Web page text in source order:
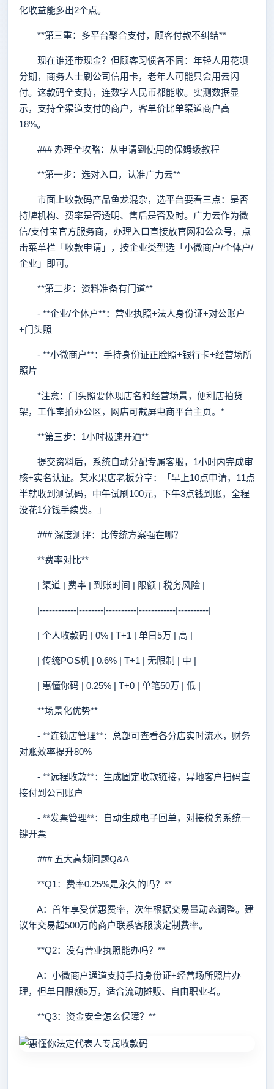
化收益能多出2个点。
**第三重：多平台聚合支付，顾客付款不纠结**
现在谁还带现金？但顾客习惯各不同：年轻人用花呗
分期，商务人士刷公司信用卡，老年人可能只会用云闪
付。这款码全支持，连数字人民币都能收。实测数据显
示，支持全渠道支付的商户，客单价比单渠道商户高
18%。
### 办理全攻略：从申请到使用的保姆级教程
**第一步：选对入口，认准广力云**
市面上收款码产品鱼龙混杂，选平台要看三点：是否
持牌机构、费率是否透明、售后是否及时。广力云作为微
信/支付宝官方服务商，办理入口直接放官网和公众号，点
击菜单栏「收款申请」，按企业类型选「小微商户/个体户/
企业」即可。
**第二步：资料准备有门道**
- **企业/个体户**：营业执照+法人身份证+对公账户
+门头照
- **小微商户**：手持身份证正脸照+银行卡+经营场所
照片
*注意：门头照要体现店名和经营场景，便利店拍货
架，工作室拍办公区，网店可截屏电商平台主页。*
**第三步：1小时极速开通**
提交资料后，系统自动分配专属客服，1小时内完成审
核+实名认证。某水果店老板分享：「早上10点申请，11点
半就收到测试码，中午试刷100元，下午3点钱到账，全程
没花1分钱手续费。」
### 深度测评：比传统方案强在哪？
**费率对比**
| 渠道 | 费率 | 到账时间 | 限额 | 税务风险 |
|------------|--------|----------|------------|----------|
| 个人收款码 | 0% | T+1 | 单日5万 | 高 |
| 传统POS机 | 0.6% | T+1 | 无限制 | 中 |
| 惠懂你码 | 0.25% | T+0 | 单笔50万 | 低 |
**场景化优势**
- **连锁店管理**：总部可查看各分店实时流水，财务
对账效率提升80%
- **远程收款**：生成固定收款链接，异地客户扫码直
接付到公司账户
- **发票管理**：自动生成电子回单，对接税务系统一
键开票
### 五大高频问题Q&A
**Q1：费率0.25%是永久的吗？**
A：首年享受优惠费率，次年根据交易量动态调整。建
议年交易超500万的商户联系客服谈定制费率。
**Q2：没有营业执照能办吗？**
A：小微商户通道支持手持身份证+经营场所照片办
理，但单日限额5万，适合流动摊贩、自由职业者。
**Q3：资金安全怎么保障？**